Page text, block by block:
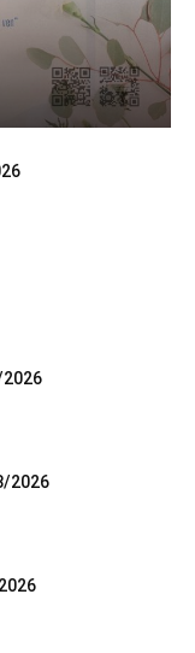
2026
2026